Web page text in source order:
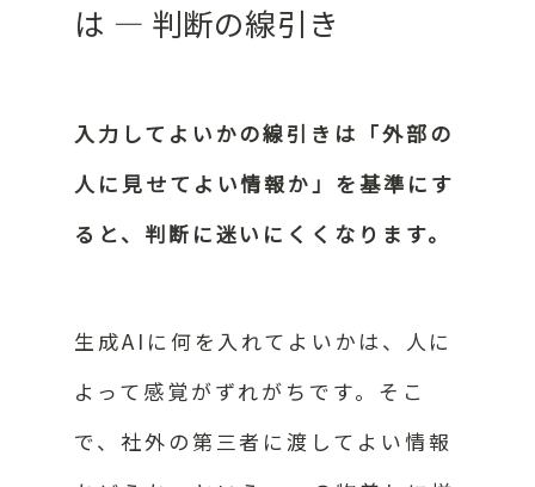
は ― 判断の線引き
入力してよいかの線引きは「外部の
人に見せてよい情報か」を基準にす
ると、判断に迷いにくくなります。
生成AIに何を入れてよいかは、人に
よって感覚がずれがちです。そこ
で、社外の第三者に渡してよい情報